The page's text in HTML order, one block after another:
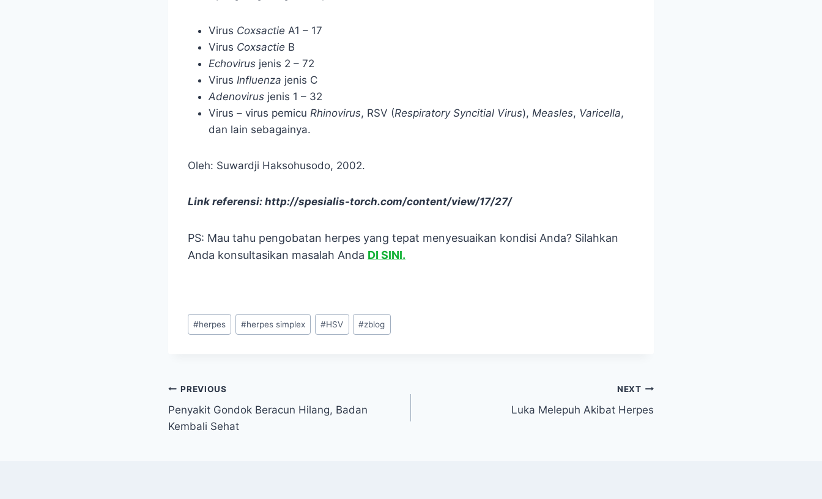
Virus Coxsactie A1 – 17
Virus Coxsactie B
Echovirus jenis 2 – 72
Virus Influenza jenis C
Adenovirus jenis 1 – 32
Virus – virus pemicu Rhinovirus, RSV (Respiratory Syncitial Virus), Measles, Varicella,
dan lain sebagainya.
Oleh: Suwardji Haksohusodo, 2002.
Link referensi: http://spesialis-torch.com/content/view/17/27/
PS: Mau tahu pengobatan herpes yang tepat menyesuaikan kondisi Anda? Silahkan
Anda konsultasikan masalah Anda DI SINI.
Post
Tags:
#herpes #herpes simplex #HSV #zblog
Navigasi
pos
PREVIOUS
Penyakit Gondok Beracun Hilang, Badan
Kembali Sehat
NEXT
Luka Melepuh Akibat Herpes